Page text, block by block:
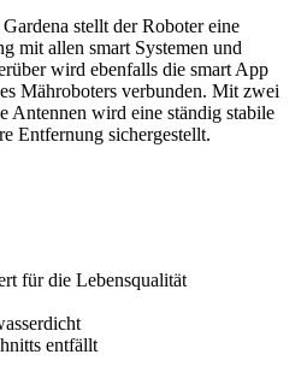
stellt der Roboter eine
mit allen smart Systemen und
wird ebenfalls die smart App
Mähroboters verbunden. Mit zwei
Antennen wird eine ständig stabile
Entfernung sichergestellt.
für die Lebensqualität
entfällt